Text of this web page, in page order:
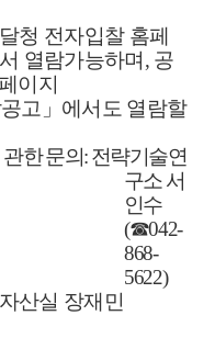
청 전자입찰 홈페
열람가능하며 , 공
이지
고 」 에서도 열람할
한 문의:전략기술연
구소 서
인수
(☎042-
868-
5622)
산실 장재민